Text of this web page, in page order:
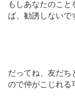
もしあなたのこ
ば、勧誘しないで
だってね、友だ
ので仲がこじれる